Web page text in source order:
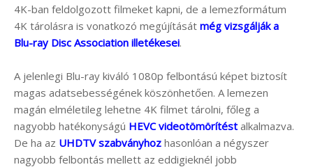
4K-ban feldolgozott filmeket kapni, de a lemezformátum
4K tárolásra is vonatkozó megújítását még vizsgálják a
Blu-ray Disc Association illetékesei.
A jelenlegi Blu-ray kiváló 1080p felbontású képet biztosít
magas adatsebességének köszönhetően. A lemezen
magán elméletileg lehetne 4K filmet tárolni, főleg a
nagyobb hatékonyságú HEVC videotömörítést alkalmazva.
De ha az UHDTV szabványhoz hasonlóan a négyszer
nagyobb felbontás mellett az eddigieknél jobb